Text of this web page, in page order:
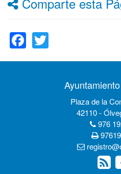
Facebook
Plaza de la
42110 -
976